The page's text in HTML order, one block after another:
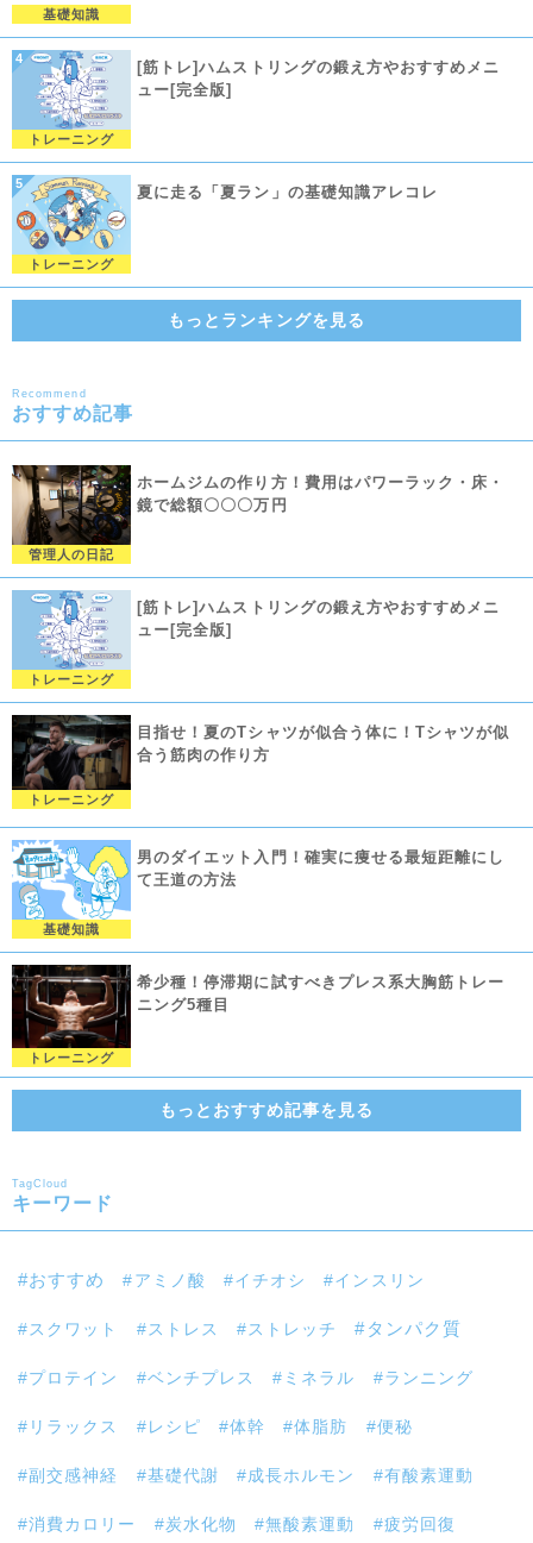
基礎知識
トレーニング
[筋トレ]ハムストリングの鍛え方やおすすめメニ
ュー[完全版]
トレーニング
夏に走る「夏ラン」の基礎知識アレコレ
もっとランキングを見る
Recommend
おすすめ記事
管理人の日記
ホームジムの作り方！費用はパワーラック・床・
鏡で総額〇〇〇万円
トレーニング
[筋トレ]ハムストリングの鍛え方やおすすめメニ
ュー[完全版]
トレーニング
目指せ！夏のTシャツが似合う体に！Tシャツが似
合う筋肉の作り方
基礎知識
男のダイエット入門！確実に痩せる最短距離にし
て王道の方法
トレーニング
希少種！停滞期に試すべきプレス系大胸筋トレー
ニング5種目
もっとおすすめ記事を見る
TagCloud
キーワード
おすすめ アミノ酸 イチオシ インスリン
スクワット ストレス ストレッチ タンパク質
プロテイン ベンチプレス ミネラル ランニング
リラックス レシピ 体幹 体脂肪 便秘
副交感神経 基礎代謝 成長ホルモン 有酸素運動
消費カロリー 炭水化物 無酸素運動 疲労回復